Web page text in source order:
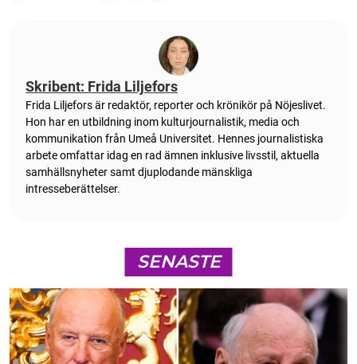
Skribent: Frida Liljefors
Frida Liljefors är redaktör, reporter och krönikör på Nöjeslivet.
Hon har en utbildning inom kulturjournalistik, media och
kommunikation från Umeå Universitet. Hennes journalistiska
arbete omfattar idag en rad ämnen inklusive livsstil, aktuella
samhällsnyheter samt djuplodande mänskliga
intresseberättelser.
SENASTE